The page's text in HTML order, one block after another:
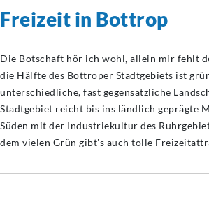
Freizeit in Bottrop
Die Botschaft hör ich wohl, allein mir fehlt
die Hälfte des Bottroper Stadtgebiets ist
unterschiedliche, fast gegensätzliche
Stadtgebiet reicht bis ins ländlich geprägte
Süden mit der Industriekultur des
dem vielen Grün gibt's auch tolle